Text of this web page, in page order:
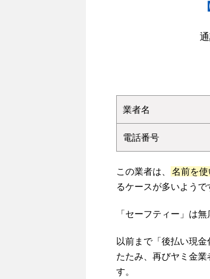
業者名
電話番号
この業者は、 名前を
るケースが多いようで
「セーフティー」は
以前まで「後払い現
たたみ、再びヤミ金
す。